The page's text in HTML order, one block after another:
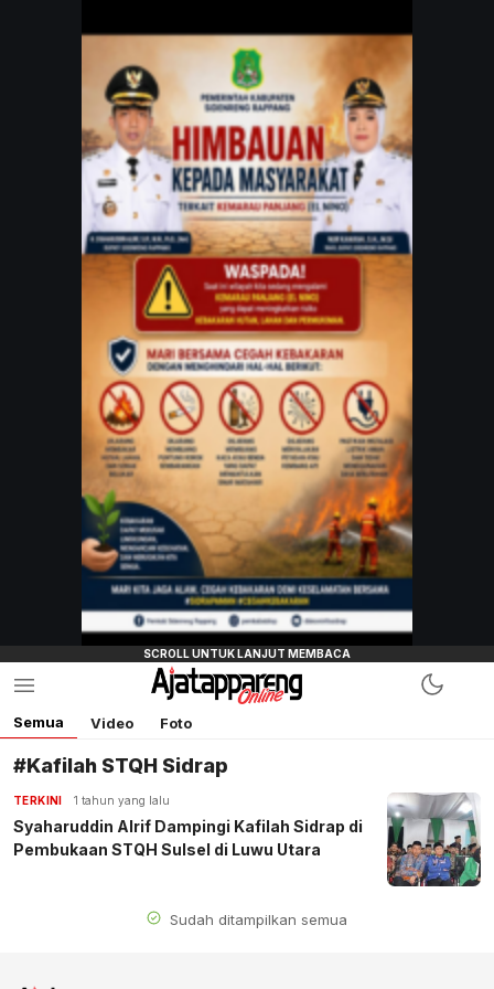
Semua Video Foto
#Kafilah STQH Sidrap
TERKINI 1 tahun yang lalu
Syaharuddin Alrif Dampingi Kafilah Sidrap di
Pembukaan STQH Sulsel di Luwu Utara
Sudah ditampilkan semua